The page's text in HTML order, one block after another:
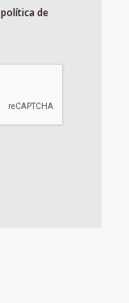
política de